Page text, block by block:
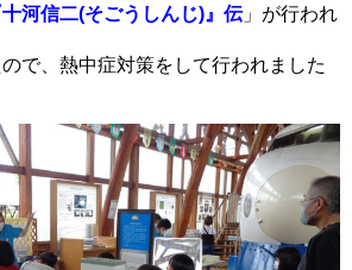
河信二(そごうしんじ)』伝」が行われ
で、熱中症対策をして行われました